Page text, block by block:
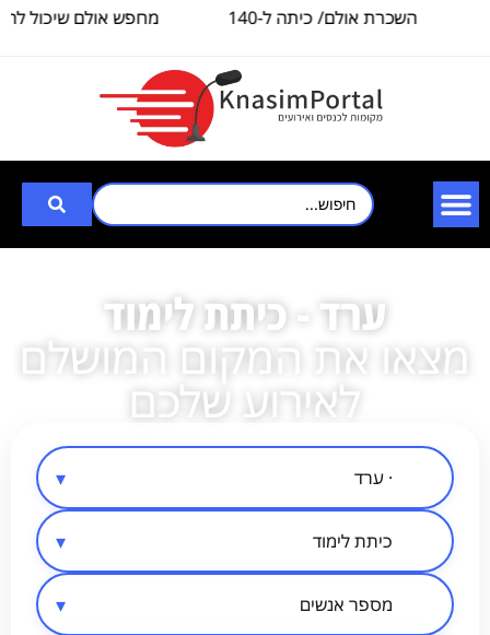
השכרת אולם/ כיתה ל-140
מחפש אולם שיכול
ערד - כיתת לימוד
מצאו את המקום המושלם
לאירוע שלכם
אזור בארץ
סיווג מקום
מספר אנשים